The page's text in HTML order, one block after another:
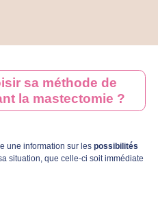
sa méthode de
la mastectomie ?
une information sur les possibilités
situation, que celle-ci soit immédiate